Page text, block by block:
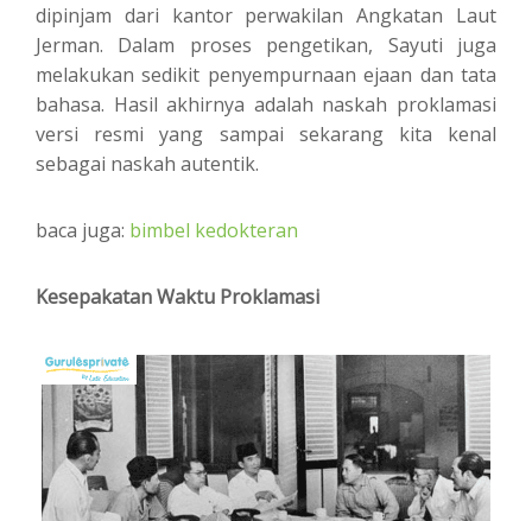
dipinjam dari kantor perwakilan Angkatan Laut
Jerman. Dalam proses pengetikan, Sayuti juga
melakukan sedikit penyempurnaan ejaan dan tata
bahasa. Hasil akhirnya adalah naskah proklamasi
versi resmi yang sampai sekarang kita kenal
sebagai naskah autentik.
baca juga: bimbel kedokteran
Kesepakatan Waktu Proklamasi